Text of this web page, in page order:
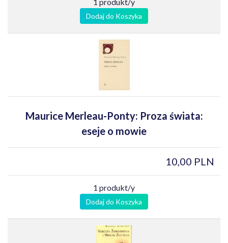
Dodaj do Koszyka
Maurice Merleau-Ponty: Proza świata:
eseje o mowie
10,00 PLN
1 produkt/y
Dodaj do Koszyka